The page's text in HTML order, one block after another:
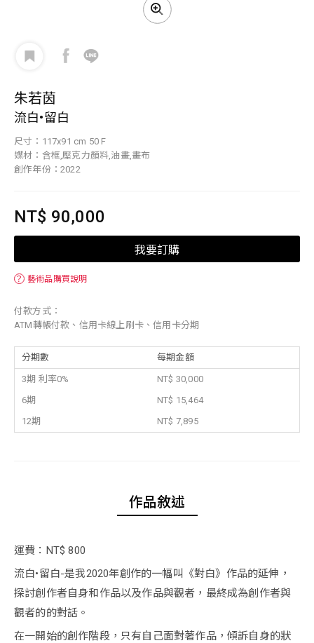
朱若茵
流白•留白
尺寸：117x91 cm 50 F
媒材：含框,壓克力顏料,油畫,畫布
創作年份：2022
NT$ 90,000
我要訂購
？ 藝術品購買說明
付款方式：
ATM轉帳付款、信用卡線上刷卡、信用卡分期
分期數 每期金額
3期 利率0%
NT$ 30,000
6期
NT$ 15,464
12期
NT$ 7,895
作品敘述
運費：NT$ 800
流白•留白-是我2020年創作的一幅叫《對白》作品的延伸，
探討創作者自身和作品以及作品與觀者，最終成為創作者與
觀者的的對話。
在一開始的創作階段，只有自己面對著作品，傾訴自身的狀